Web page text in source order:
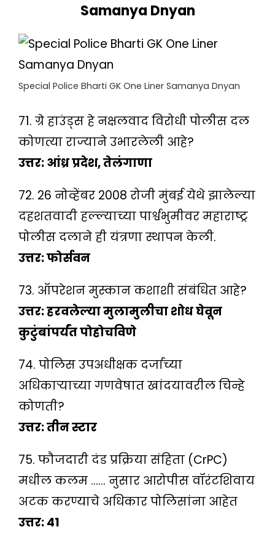
Samanya Dnyan
Special Police Bharti GK One Liner Samanya Dnyan
71. ग्रे हाउंड्स हे नक्षलवाद विरोधी पोलीस दल
कोणत्या राज्याने उभारलेली आहे?
उत्तर: आंध्र प्रदेश, तेलंगाणा
72. 26 नोव्हेंबर 2008 रोजी मुंबई येथे झालेल्या
दहशतवादी हल्ल्याच्या पार्श्वभुमीवर महाराष्ट्र
पोलीस दलाने ही यंत्रणा स्थापन केली.
उत्तर: फोर्सवन
73. ऑपरेशन मुस्कान कशाशी संबंधित आहे?
उत्तर: हरवलेल्या मुलामुलीचा शोध घेवून
कुटुंबांपर्यंत पोहोचविणे
74. पोलिस उपअधीक्षक दर्जाच्या
अधिकाऱ्याच्या गणवेषात खांदयावरील चिन्हे
कोणती?
उत्तर: तीन स्टार
75. फौजदारी दंड प्रक्रिया संहिता (CrPC)
मधील कलम …… नुसार आरोपीस वॉरंटशिवाय
अटक करण्याचे अधिकार पोलिसांना आहेत
उत्तर: 41